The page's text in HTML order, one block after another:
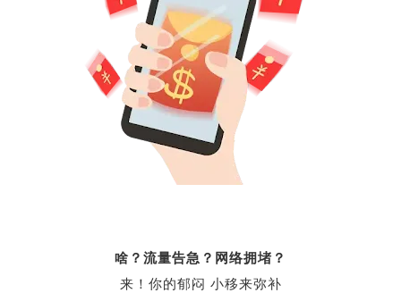
啥？流量告急？网络拥堵？
来！你的郁闷 小移来弥补